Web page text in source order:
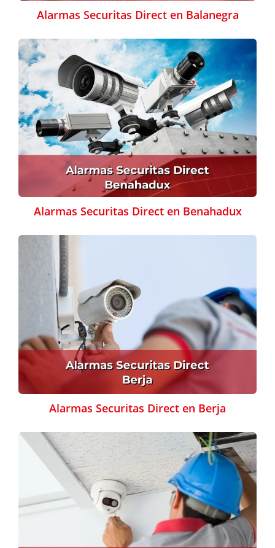
Alarmas Securitas Direct en Balanegra
Alarmas Securitas Direct en Benahadux
Alarmas Securitas Direct en Berja